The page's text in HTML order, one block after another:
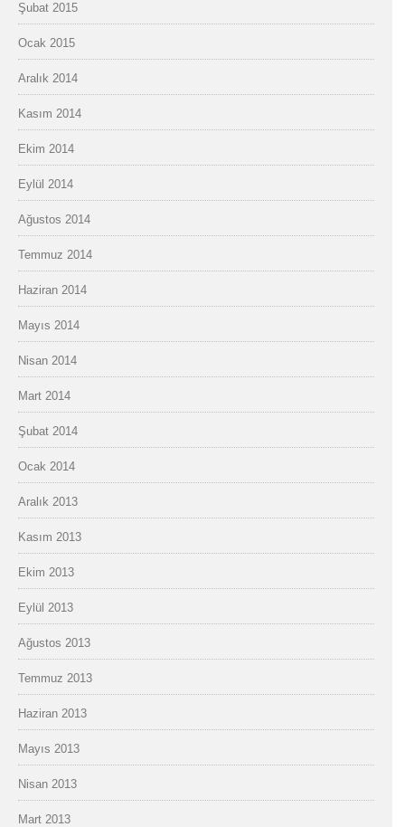
Şubat 2015
Ocak 2015
Aralık 2014
Kasım 2014
Ekim 2014
Eylül 2014
Ağustos 2014
Temmuz 2014
Haziran 2014
Mayıs 2014
Nisan 2014
Mart 2014
Şubat 2014
Ocak 2014
Aralık 2013
Kasım 2013
Ekim 2013
Eylül 2013
Ağustos 2013
Temmuz 2013
Haziran 2013
Mayıs 2013
Nisan 2013
Mart 2013